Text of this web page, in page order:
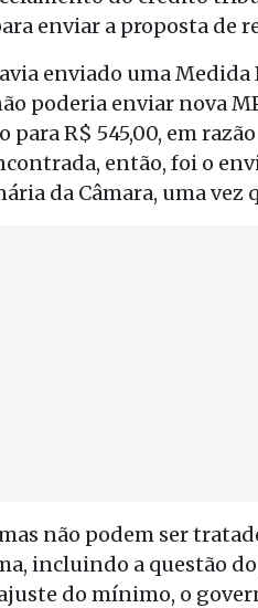
enviar a proposta de
enviado uma
poderia enviar nova
para R$ 545,00, em
então, foi o
da Câmara, uma vez
não podem ser
incluindo a questão
do mínimo, o